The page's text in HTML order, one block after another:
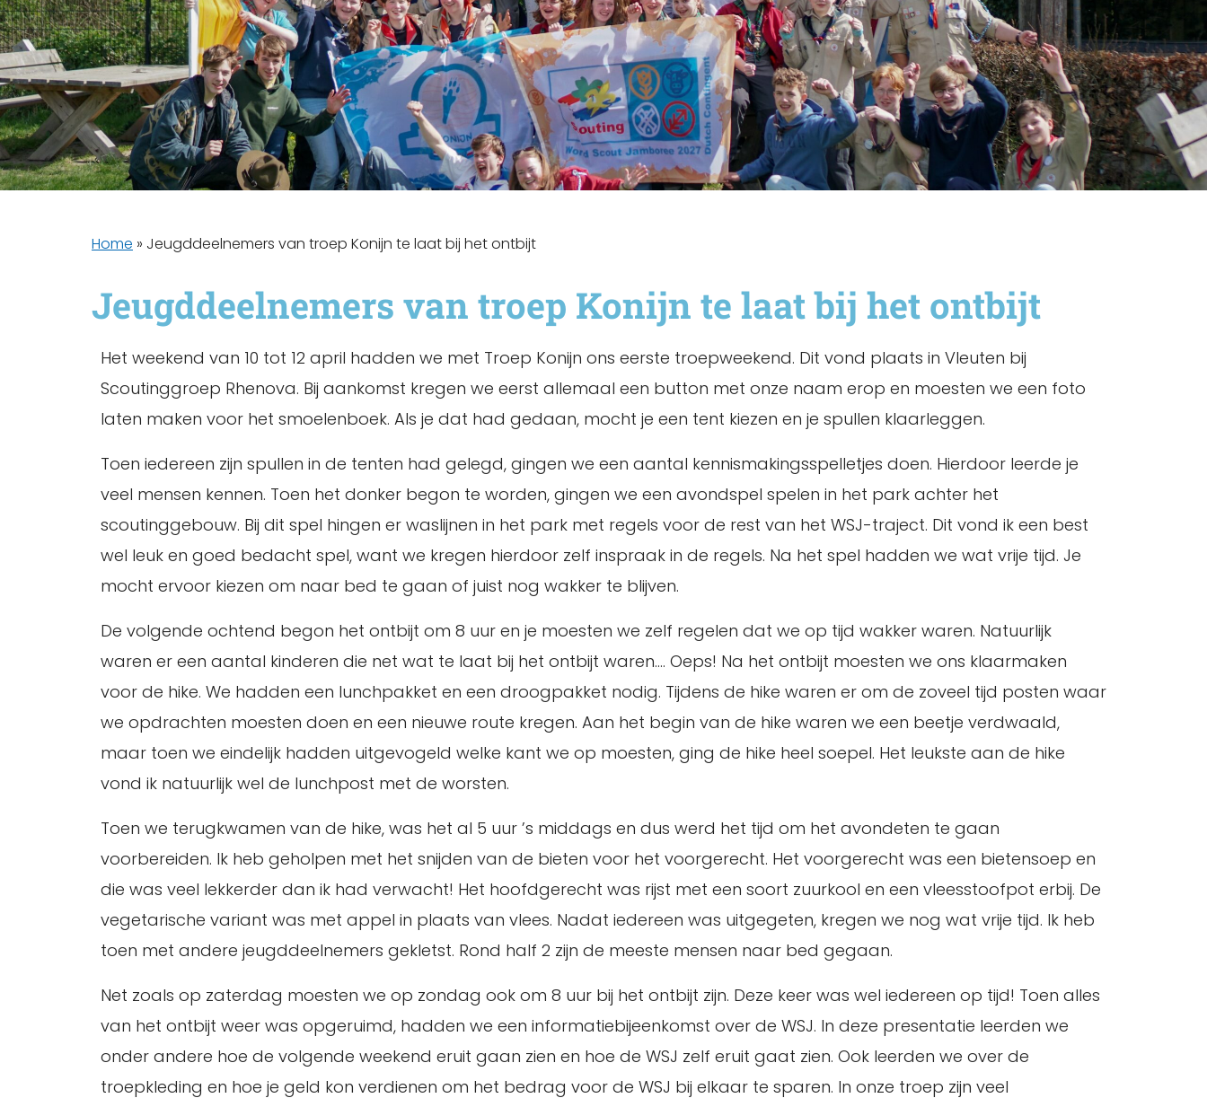
Home » Jeugddeelnemers van troep Konijn te laat bij het ontbijt
Jeugddeelnemers van troep Konijn te laat bij het ontbijt
Het weekend van 10 tot 12 april hadden we met Troep Konijn ons eerste troepweekend. Dit vond plaats in Vleuten bij
Scoutinggroep Rhenova. Bij aankomst kregen we eerst allemaal een button met onze naam erop en moesten we een foto
laten maken voor het smoelenboek. Als je dat had gedaan, mocht je een tent kiezen en je spullen klaarleggen.
Toen iedereen zijn spullen in de tenten had gelegd, gingen we een aantal kennismakingsspelletjes doen. Hierdoor leerde je
veel mensen kennen. Toen het donker begon te worden, gingen we een avondspel spelen in het park achter het
scoutinggebouw. Bij dit spel hingen er waslijnen in het park met regels voor de rest van het WSJ-traject. Dit vond ik een best
wel leuk en goed bedacht spel, want we kregen hierdoor zelf inspraak in de regels. Na het spel hadden we wat vrije tijd. Je
mocht ervoor kiezen om naar bed te gaan of juist nog wakker te blijven.
De volgende ochtend begon het ontbijt om 8 uur en je moesten we zelf regelen dat we op tijd wakker waren. Natuurlijk
waren er een aantal kinderen die net wat te laat bij het ontbijt waren…. Oeps! Na het ontbijt moesten we ons klaarmaken
voor de hike. We hadden een lunchpakket en een droogpakket nodig. Tijdens de hike waren er om de zoveel tijd posten waar
we opdrachten moesten doen en een nieuwe route kregen. Aan het begin van de hike waren we een beetje verdwaald,
maar toen we eindelijk hadden uitgevogeld welke kant we op moesten, ging de hike heel soepel. Het leukste aan de hike
vond ik natuurlijk wel de lunchpost met de worsten.
Toen we terugkwamen van de hike, was het al 5 uur ’s middags en dus werd het tijd om het avondeten te gaan
voorbereiden. Ik heb geholpen met het snijden van de bieten voor het voorgerecht. Het voorgerecht was een bietensoep en
die was veel lekkerder dan ik had verwacht! Het hoofdgerecht was rijst met een soort zuurkool en een vleesstoofpot erbij. De
vegetarische variant was met appel in plaats van vlees. Nadat iedereen was uitgegeten, kregen we nog wat vrije tijd. Ik heb
toen met andere jeugddeelnemers gekletst. Rond half 2 zijn de meeste mensen naar bed gegaan.
Net zoals op zaterdag moesten we op zondag ook om 8 uur bij het ontbijt zijn. Deze keer was wel iedereen op tijd! Toen alles
van het ontbijt weer was opgeruimd, hadden we een informatiebijeenkomst over de WSJ. In deze presentatie leerden we
onder andere hoe de volgende weekend eruit gaan zien en hoe de WSJ zelf eruit gaat zien. Ook leerden we over de
troepkleding en hoe je geld kon verdienen om het bedrag voor de WSJ bij elkaar te sparen. In onze troep zijn veel